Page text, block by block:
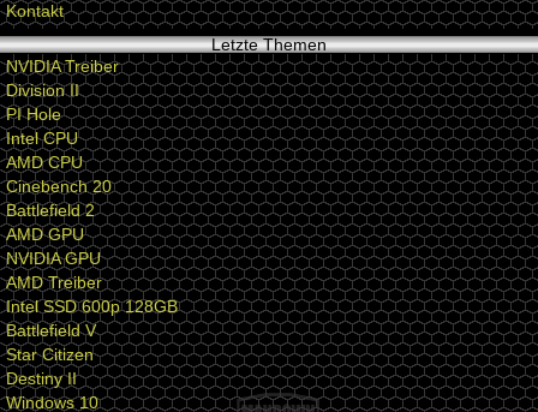
Kontakt
Letzte Themen
NVIDIA Treiber
Division II
PI Hole
Intel CPU
AMD CPU
Cinebench 20
Battlefield 2
AMD GPU
NVIDIA GPU
AMD Treiber
Intel SSD 600p 128GB
Battlefield V
Star Citizen
Destiny II
Windows 10